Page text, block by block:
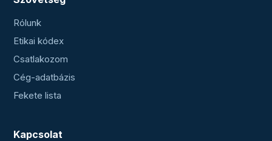
Rólunk
Etikai kódex
Csatlakozom
Cég-adatbázis
Fekete lista
Kapcsolat